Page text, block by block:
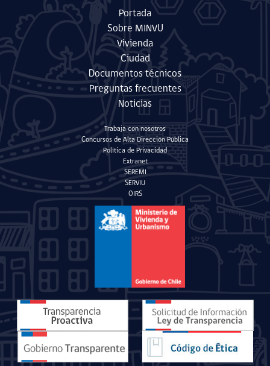
Portada
Sobre MINVU
Vivienda
Ciudad
Documentos técnicos
Preguntas frecuentes
Noticias
Trabaja con nosotros
Concursos de Alta Dirección Pública
Política de Privacidad
Extranet
SEREMI
SERVIU
OIRS